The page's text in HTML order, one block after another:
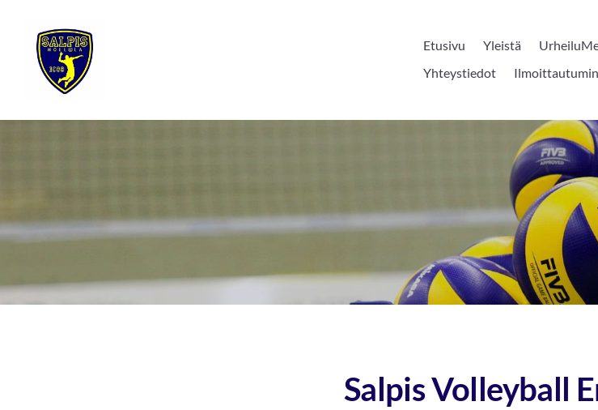
sisältöön
Sivuston etusivulle
Etusivu Yleistä
Yhteystiedot
Salpis Volleyball